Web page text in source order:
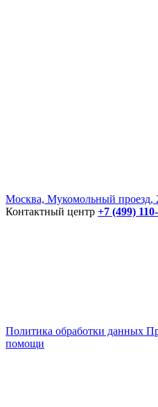
Москва, Мукомольный проезд,
Контактный центр +7 (499)
Политика обработки данных
помощи